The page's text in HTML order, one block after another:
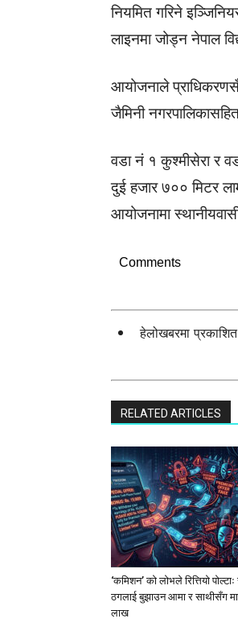
नियमित गरिने
लाइनमा जोड्न नेपाल
आयोजनाले
जैमिनी
वडा नं १ कुश्मीसेरा र
दुई हजार ७०० मिटर
आयोजनामा
Comments
हेलोखबरमा
RELATED ARTICLES
‘कमिशन’ को लोभले रित्तियो
ठगलाई बुझाउन आमा र साथीसँग
लाख